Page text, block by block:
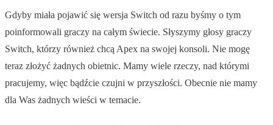
Gdyby miała pojawić się wersja Switch od razu byśmy o tym
poinformowali graczy na całym świecie. Słyszymy głosy graczy
Switch, którzy również chcą Apex na swojej konsoli. Nie mogę
teraz złożyć żadnych obietnic. Mamy wiele rzeczy, nad którymi
pracujemy, więc bądźcie czujni w przyszłości. Obecnie nie mamy
dla Was żadnych wieści w temacie.